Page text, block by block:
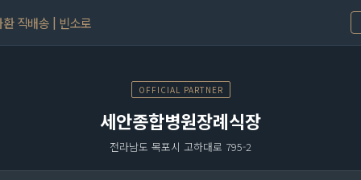
직배송 | 빈소로
OFFICIAL PARTNER
세안종합병원장례식장
전라남도 목포시 고하대로 795-2